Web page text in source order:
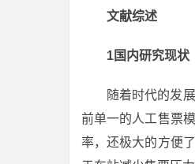
文献综述
1国内研究现状
随着时代的发
前单一的人工售票
率，还极大的方便